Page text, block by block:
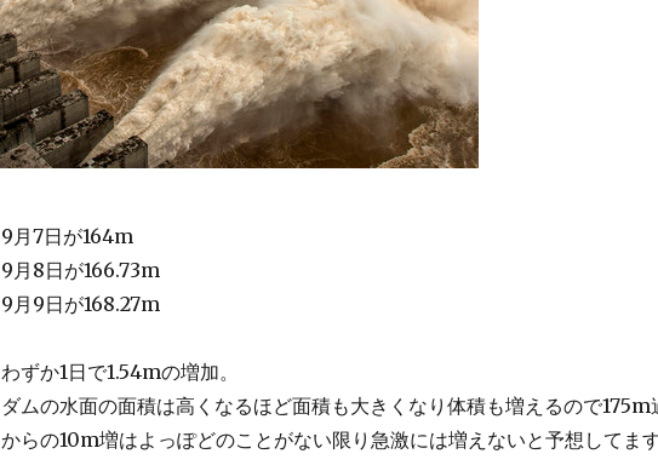
9月7日が164m
9月8日が166.73m
9月9日が168.27m
わずか1日で1.54mの増加。
ダムの水面の面積は高くなるほど面積も大きくなり体積も増えるので175m
からの10m増はよっぽどのことがない限り急激には増えないと予想してます